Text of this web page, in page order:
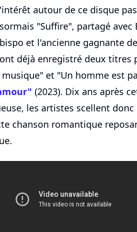
autour de ce disque
"Suffire", partagé avec
et l'ancienne gagnante
déjà enregistré deux titres
et "Un homme est
(2023). Dix ans après
les artistes scellent donc
chanson romantique